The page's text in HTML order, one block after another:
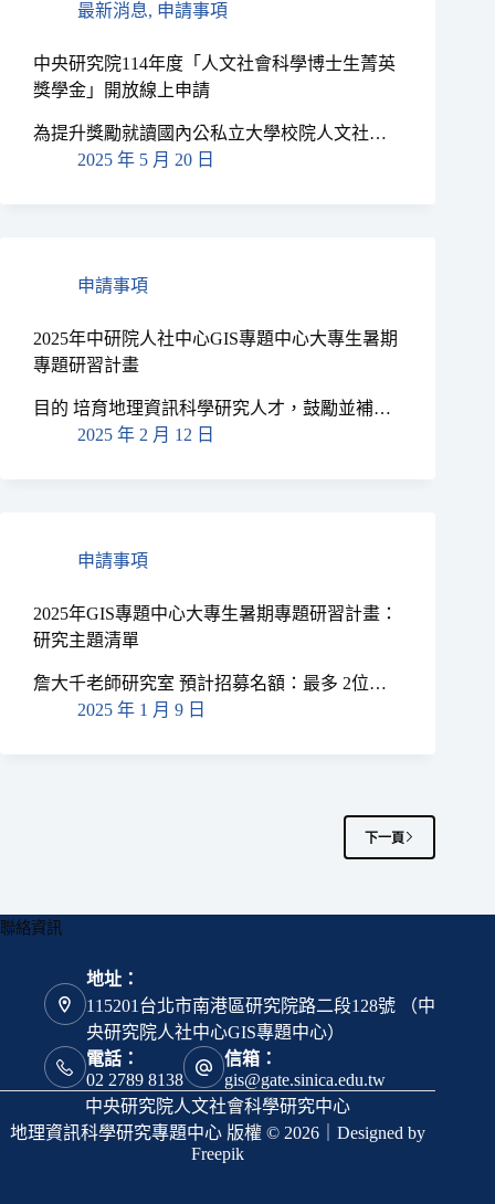
最新消息, 申請事項
中央研究院114年度「人文社會科學博士生菁英
獎學金」開放線上申請
為提升獎勵就讀國內公私立大學校院人文社…
2025 年 5 月 20 日
申請事項
2025年中研院人社中心GIS專題中心大專生暑期
專題研習計畫
目的 培育地理資訊科學研究人才，鼓勵並補…
2025 年 2 月 12 日
申請事項
2025年GIS專題中心大專生暑期專題研習計畫：
研究主題清單
詹大千老師研究室 預計招募名額：最多 2位…
2025 年 1 月 9 日
下一頁
聯絡資訊
地址：
115201台北市南港區研究院路二段128號 （中
央研究院人社中心GIS專題中心）
電話：
02 2789 8138
信箱：
gis@gate.sinica.edu.tw
中央研究院人文社會科學研究中心
地理資訊科學研究專題中心 版權 © 2026｜Designed by
Freepik